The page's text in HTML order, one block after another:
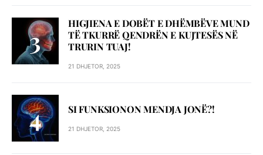
HIGJIENA E DOBËT E DHËMBËVE MUND
TË TKURRË QENDRËN E KUJTESËS NË
TRURIN TUAJ!
21 DHJETOR, 2025
SI FUNKSIONON MENDJA JONË?!
21 DHJETOR, 2025